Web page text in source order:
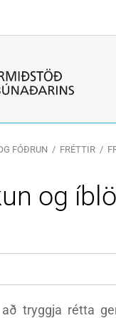
FÓÐRUN / FRÉTTIR /
og
tryggja rétta